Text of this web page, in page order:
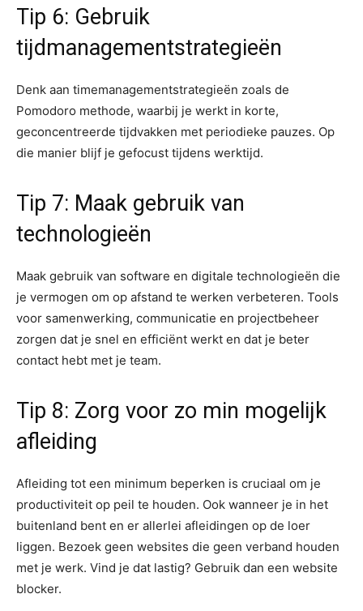
Tip 6: Gebruik
tijdmanagementstrategieën
Denk aan timemanagementstrategieën zoals de
Pomodoro methode, waarbij je werkt in korte,
geconcentreerde tijdvakken met periodieke pauzes. Op
die manier blijf je gefocust tijdens werktijd.
Tip 7: Maak gebruik van
technologieën
Maak gebruik van software en digitale technologieën die
je vermogen om op afstand te werken verbeteren. Tools
voor samenwerking, communicatie en projectbeheer
zorgen dat je snel en efficiënt werkt en dat je beter
contact hebt met je team.
Tip 8: Zorg voor zo min mogelijk
afleiding
Afleiding tot een minimum beperken is cruciaal om je
productiviteit op peil te houden. Ook wanneer je in het
buitenland bent en er allerlei afleidingen op de loer
liggen. Bezoek geen websites die geen verband houden
met je werk. Vind je dat lastig? Gebruik dan een website
blocker.